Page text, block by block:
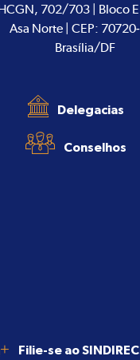
702/703 | Bloco
Asa Norte | CEP:
Brasília/DF
Delegacias
Conselhos
+ Filie-se ao